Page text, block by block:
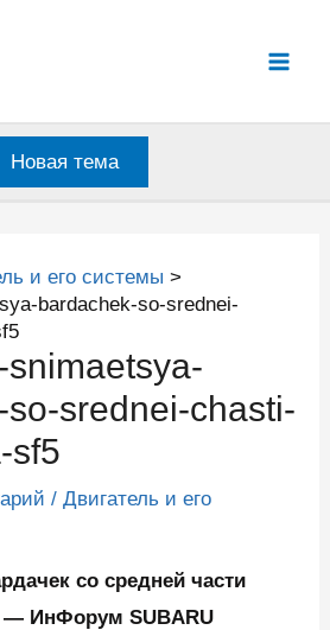
Новая тема
и его системы
bardachek-so-srednei-
srednei-chasti-
sf5
/Двигатель и его
со средней части
— ИнФорум SUBARU